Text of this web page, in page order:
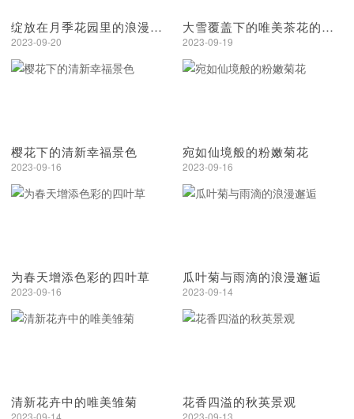
绽放在月季花园里的浪漫时刻
2023-09-20
大雪覆盖下的唯美茶花的姿态
2023-09-19
樱花下的清新幸福景色
2023-09-16
宛如仙境般的粉嫩菊花
2023-09-16
为春天增添色彩的四叶草
2023-09-16
瓜叶菊与雨滴的浪漫邂逅
2023-09-14
清新花卉中的唯美雏菊 花香四溢的秋英景观